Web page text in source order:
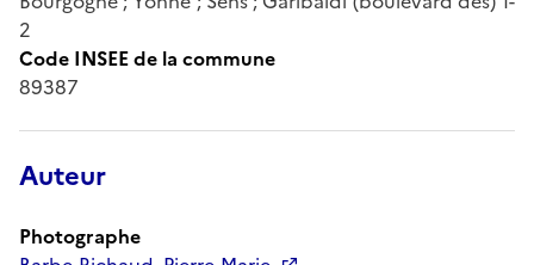
2
Code INSEE de la commune
89387
Auteur
Photographe